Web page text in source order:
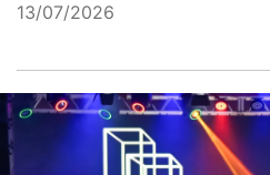
13/07/2026